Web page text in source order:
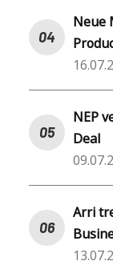
Neue
NEP
Deal
Arri